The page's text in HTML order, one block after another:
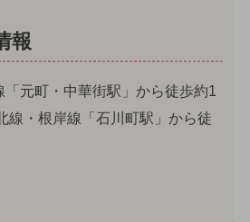
報
「元町・中華街駅」から徒歩約1
線・根岸線「石川町駅」から徒